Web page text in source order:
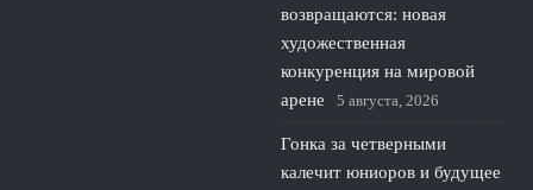
возвращаются: новая
художественная
конкуренция на мировой
арене
5 августа, 2026
Гонка за четверными
калечит юниоров и будущее